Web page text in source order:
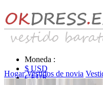
Moneda :
$ USD
€ EUR
Hogar Vestidos de novia